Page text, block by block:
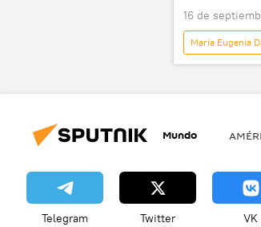
16 de
María Eugenia
Ecuador
Mundo
Telegram Twitter VK